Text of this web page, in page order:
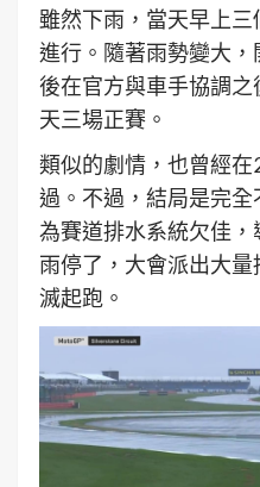
雖然下雨，當天早上
進行。隨著雨勢變大
後在官方與車手協調
天三場正賽。
類似的劇情，也曾經
過。不過，結局是完
為賽道排水系統欠佳
雨停了，大會派出大
滅起跑。